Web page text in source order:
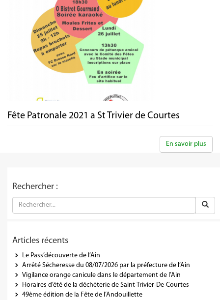
Fête Patronale 2021 a St Trivier de Courtes
En savoir plus
Rechercher :
Articles récents
Le Pass’découverte de l’Ain
Arrêté Sécheresse du 08/07/2026 par la préfecture de l’Ain
Vigilance orange canicule dans le département de l’Ain
Horaires d’été de la déchèterie de Saint-Trivier-De-Courtes
49ème édition de la Fête de l’Andouillette